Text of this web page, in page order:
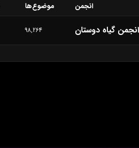
انجمن موضوع‌ها
انجمن گیاه دوستان 98,264